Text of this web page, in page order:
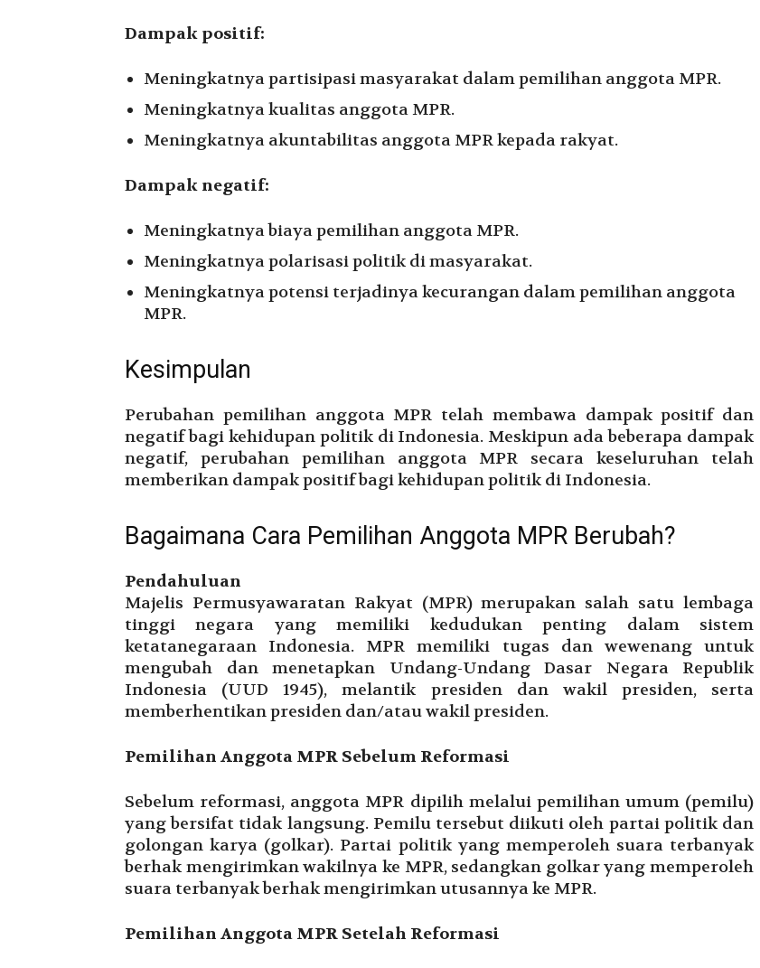
Dampak positif:
Meningkatnya partisipasi masyarakat dalam pemilihan anggota MPR.
Meningkatnya kualitas anggota MPR.
Meningkatnya akuntabilitas anggota MPR kepada rakyat.
Dampak negatif:
Meningkatnya biaya pemilihan anggota MPR.
Meningkatnya polarisasi politik di masyarakat.
Meningkatnya potensi terjadinya kecurangan dalam pemilihan anggota
MPR.
Kesimpulan
Perubahan pemilihan anggota MPR telah membawa dampak positif dan
negatif bagi kehidupan politik di Indonesia. Meskipun ada beberapa dampak
negatif, perubahan pemilihan anggota MPR secara keseluruhan telah
memberikan dampak positif bagi kehidupan politik di Indonesia.
Bagaimana Cara Pemilihan Anggota MPR Berubah?
Pendahuluan
Majelis Permusyawaratan Rakyat (MPR) merupakan salah satu lembaga
tinggi negara yang memiliki kedudukan penting dalam sistem
ketatanegaraan Indonesia. MPR memiliki tugas dan wewenang untuk
mengubah dan menetapkan Undang-Undang Dasar Negara Republik
Indonesia (UUD 1945), melantik presiden dan wakil presiden, serta
memberhentikan presiden dan/atau wakil presiden.
Pemilihan Anggota MPR Sebelum Reformasi
Sebelum reformasi, anggota MPR dipilih melalui pemilihan umum (pemilu)
yang bersifat tidak langsung. Pemilu tersebut diikuti oleh partai politik dan
golongan karya (golkar). Partai politik yang memperoleh suara terbanyak
berhak mengirimkan wakilnya ke MPR, sedangkan golkar yang memperoleh
suara terbanyak berhak mengirimkan utusannya ke MPR.
Pemilihan Anggota MPR Setelah Reformasi